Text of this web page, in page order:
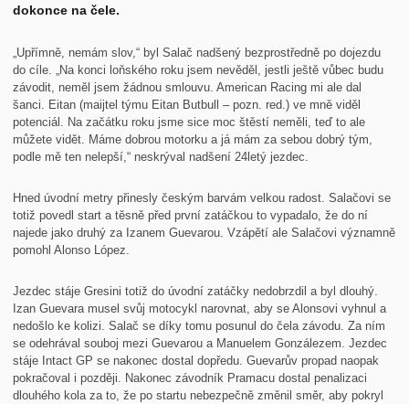
dokonce na čele.
„Upřímně, nemám slov,“ byl Salač nadšený bezprostředně po dojezdu
do cíle. „Na konci loňského roku jsem nevěděl, jestli ještě vůbec budu
závodit, neměl jsem žádnou smlouvu. American Racing mi ale dal
šanci. Eitan (maijtel týmu Eitan Butbull – pozn. red.) ve mně viděl
potenciál. Na začátku roku jsme sice moc štěstí neměli, teď to ale
můžete vidět. Máme dobrou motorku a já mám za sebou dobrý tým,
podle mě ten nelepší,“ neskrýval nadšení 24letý jezdec.
Hned úvodní metry přinesly českým barvám velkou radost. Salačovi se
totiž povedl start a těsně před první zatáčkou to vypadalo, že do ní
najede jako druhý za Izanem Guevarou. Vzápětí ale Salačovi významně
pomohl Alonso López.
Jezdec stáje Gresini totiž do úvodní zatáčky nedobrzdil a byl dlouhý.
Izan Guevara musel svůj motocykl narovnat, aby se Alonsovi vyhnul a
nedošlo ke kolizi. Salač se díky tomu posunul do čela závodu. Za ním
se odehrával souboj mezi Guevarou a Manuelem Gonzálezem. Jezdec
stáje Intact GP se nakonec dostal dopředu. Guevarův propad naopak
pokračoval i později. Nakonec závodník Pramacu dostal penalizaci
dlouhého kola za to, že po startu nebezpečně změnil směr, aby pokryl